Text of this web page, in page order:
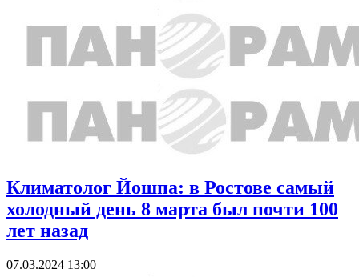
Климатолог Йошпа: в Ростове самый
холодный день 8 марта был почти 100
лет назад
07.03.2024 13:00